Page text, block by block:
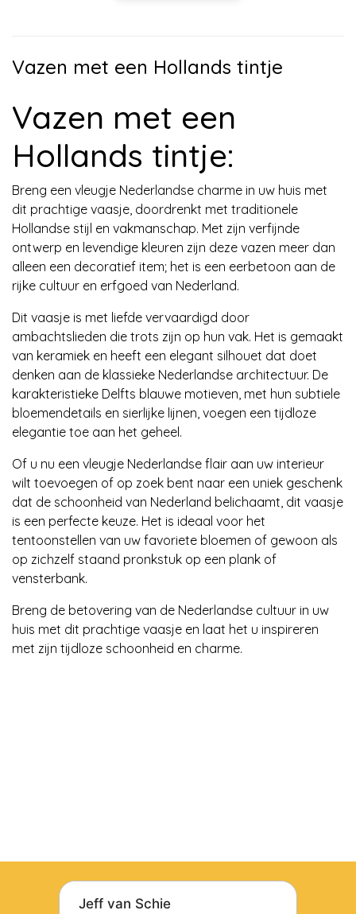
Vazen met een Hollands tintje
Vazen met een
Hollands tintje:
Breng een vleugje Nederlandse charme in uw huis met
dit prachtige vaasje, doordrenkt met traditionele
Hollandse stijl en vakmanschap. Met zijn verfijnde
ontwerp en levendige kleuren zijn deze vazen meer dan
alleen een decoratief item; het is een eerbetoon aan de
rijke cultuur en erfgoed van Nederland.
Dit vaasje is met liefde vervaardigd door
ambachtslieden die trots zijn op hun vak. Het is gemaakt
van keramiek en heeft een elegant silhouet dat doet
denken aan de klassieke Nederlandse architectuur. De
karakteristieke Delfts blauwe motieven, met hun subtiele
bloemendetails en sierlijke lijnen, voegen een tijdloze
elegantie toe aan het geheel.
Of u nu een vleugje Nederlandse flair aan uw interieur
wilt toevoegen of op zoek bent naar een uniek geschenk
dat de schoonheid van Nederland belichaamt, dit vaasje
is een perfecte keuze. Het is ideaal voor het
tentoonstellen van uw favoriete bloemen of gewoon als
op zichzelf staand pronkstuk op een plank of
vensterbank.
Breng de betovering van de Nederlandse cultuur in uw
huis met dit prachtige vaasje en laat het u inspireren
met zijn tijdloze schoonheid en charme.